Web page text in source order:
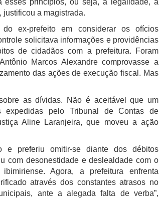
princípios, ou seja, a legalidade, a
justificou a magistrada.
ex-prefeito em considerar os ofícios
solicitava informações e providências
de cidadãos com a prefeitura. Foram
Marcos Alexandre comprovasse a
das ações de execução fiscal. Mas
as dívidas. Não é aceitável que um
expedidas pelo Tribunal de Contas de
Aline Laranjeira, que moveu a ação
preferiu omitir-se diante dos débitos
com desonestidade e deslealdade com o
Agora, a prefeitura enfrenta
através dos constantes atrasos no
ante a alegada falta de verba”,